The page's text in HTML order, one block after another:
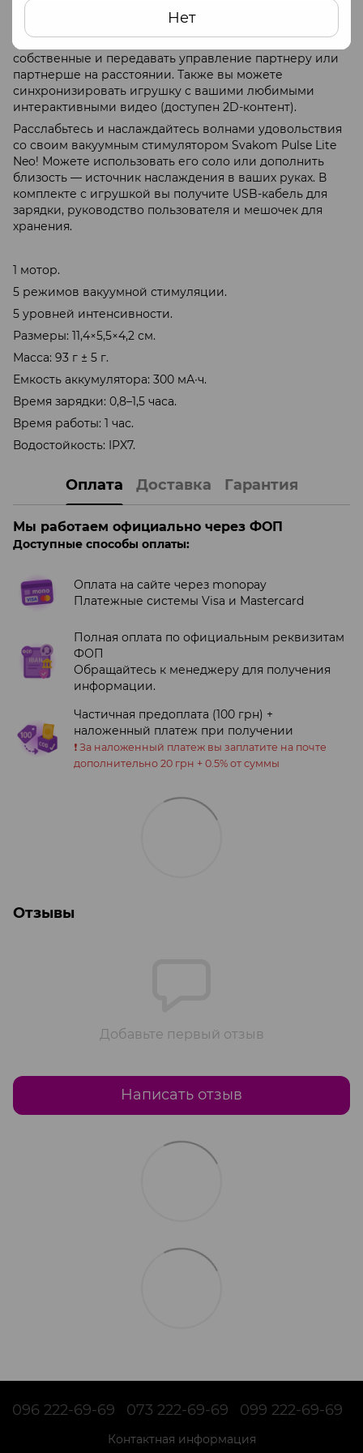
Нет
Bluetooth. При управлении через приложение вы
получите доступ к дополнительным режимам
вакуумной стимуляции, сможете создавать
собственные и передавать управление партнеру или
партнерше на расстоянии. Также вы можете
синхронизировать игрушку с вашими любимыми
интерактивными видео (доступен 2D-контент).
Расслабьтесь и наслаждайтесь волнами удовольствия
со своим вакуумным стимулятором Svakom Pulse Lite
Neo! Можете использовать его соло или дополнить
близость — источник наслаждения в ваших руках. В
комплекте с игрушкой вы получите USB-кабель для
зарядки, руководство пользователя и мешочек для
хранения.
1 мотор.
5 режимов вакуумной стимуляции.
5 уровней интенсивности.
Размеры: 11,4×5,5×4,2 см.
Масса: 93 г ± 5 г.
Емкость аккумулятора: 300 мА∙ч.
Время зарядки: 0,8–1,5 часа.
Время работы: 1 час.
Водостойкость: IPX7.
Оплата Доставка Гарантия
Мы работаем официально через ФОП
Доступные способы оплаты:
Оплата на сайте через monopay
Платежные системы Visa и Mastercard
Полная оплата по официальным реквизитам
ФОП
Обращайтесь к менеджеру для получения
информации.
Частичная предоплата (100 грн) +
наложенный платеж при получении
❗️ За наложенный платеж вы заплатите на почте
дополнительно 20 грн + 0.5% от суммы
Отзывы
Добавьте первый отзыв
Написать отзыв
096 222-69-69 073 222-69-69 099 222-69-69
Контактная информация